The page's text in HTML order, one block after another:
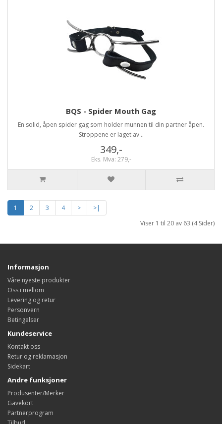
BQS - Spider Mouth Gag
En solid, åpen spider gag som holder munnen til din partner åpen.
Stroppene er laget av ..
349,-
Eks. Mva: 279,-
1 2 3 4 >
>|
Viser 1 til 20 av 63 (4 Sider)
Informasjon
Våre nyeste produkter
Oss i mellom
Levering og retur
Personvern
Betingelser
Kundeservice
Kontakt oss
Retur og reklamasjon
Sidekart
Andre funksjoner
Produsenter/Merker
Gavekort
Partnerprogram